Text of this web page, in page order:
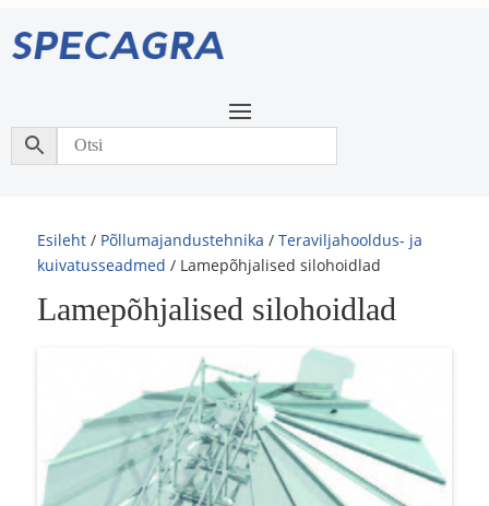
Esileht / Põllumajandustehnika /Teraviljahooldus- ja
kuivatusseadmed / Lamepõhjalised silohoidlad
Lamepõhjalised silohoidlad